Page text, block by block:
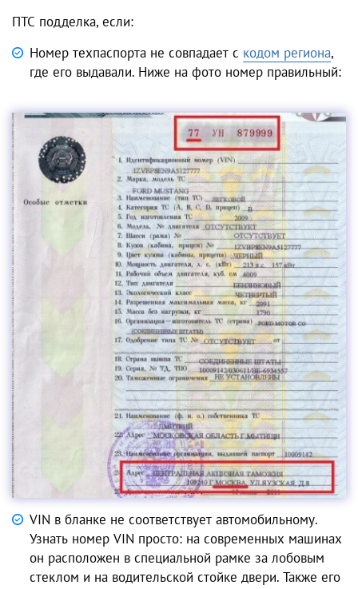
ПТС подделка, если:
Номер техпаспорта не совпадает с кодом региона,
где его выдавали. Ниже на фото номер правильный:
VIN в бланке не соответствует автомобильному.
Узнать номер VIN просто: на современных машинах
он расположен в специальной рамке за лобовым
стеклом и на водительской стойке двери. Также его